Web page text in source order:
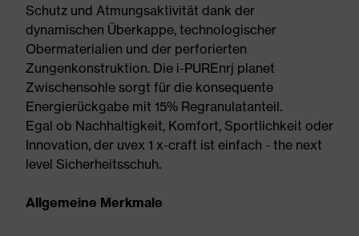
Schutz und Atmungsaktivität dank der
dynamischen Überkappe, technologischer
Obermaterialien und der perforierten
Zungenkonstruktion. Die i-PUREnrj planet
Zwischensohle sorgt für die konsequente
Energierückgabe mit 15% Regranulatanteil.
Egal ob Nachhaltigkeit, Komfort, Sportlichkeit oder
Innovation, der uvex 1 x-craft ist einfach - the next
level Sicherheitsschuh.
Allgemeine Merkmale